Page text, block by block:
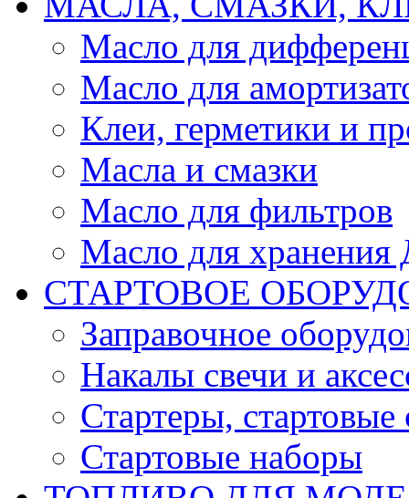
Масло для
Масло для
Клеи, герметики и
Масла и смазки
Масло для фильтров
Масло для
СТАРТОВОЕ
Заправочное
Накалы свечи и
Стартеры, стартовые
Стартовые наборы